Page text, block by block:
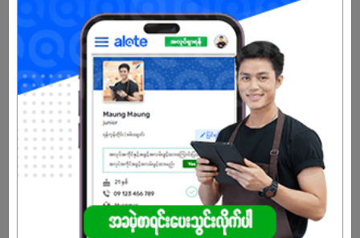
သက်တမ်းကုန်သွားပါပြီ
အကောင့်မရှိသေးဘူးလား?
မှတ်ပုံတင်မယ်
နောက်ထပ်အလားတူအလုပ်များ
Receptionist
Tharaphu Specialist Clinic
ရွှေပြည်သာ | ရန်ကုန်တိုင်း